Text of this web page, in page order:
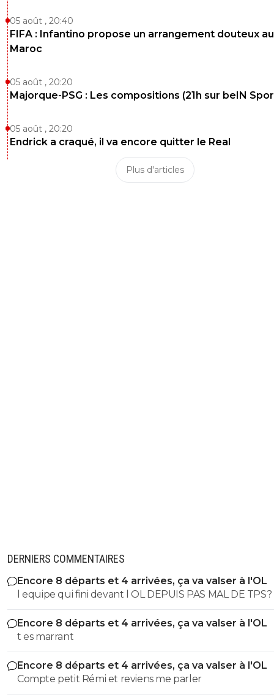
05 août , 20:40
FIFA : Infantino propose un arrangement douteux au
Maroc
05 août , 20:20
Majorque-PSG : Les compositions (21h sur beIN
05 août , 20:20
Endrick a craqué, il va encore quitter le Real
Plus d'articles
DERNIERS COMMENTAIRES
Encore 8 départs et 4 arrivées, ça va valser à l'OL
l equipe qui fini devant l OL DEPUIS PAS MAL DE TPS? lol. t
es tro malin toi
Encore 8 départs et 4 arrivées, ça va valser à l'OL
t es marrant
Encore 8 départs et 4 arrivées, ça va valser à l'OL
Compte petit Rémi et reviens me parler